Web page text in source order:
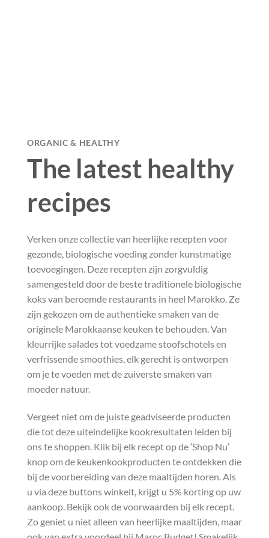
ORGANIC & HEALTHY
The latest healthy
recipes
Verken onze collectie van heerlijke recepten voor
gezonde, biologische voeding zonder kunstmatige
toevoegingen. Deze recepten zijn zorgvuldig
samengesteld door de beste traditionele biologische
koks van beroemde restaurants in heel Marokko. Ze
zijn gekozen om de authentieke smaken van de
originele Marokkaanse keuken te behouden. Van
kleurrijke salades tot voedzame stoofschotels en
verfrissende smoothies, elk gerecht is ontworpen
om je te voeden met de zuiverste smaken van
moeder natuur.
Vergeet niet om de juiste geadviseerde producten
die tot deze uiteindelijke kookresultaten leiden bij
ons te shoppen. Klik bij elk recept op de ‘Shop Nu’
knop om de keukenkookproducten te ontdekken die
bij de voorbereiding van deze maaltijden horen. Als
u via deze buttons winkelt, krijgt u 5% korting op uw
aankoop. Bekijk ook de voorwaarden bij elk recept.
Zo geniet u niet alleen van heerlijke maaltijden, maar